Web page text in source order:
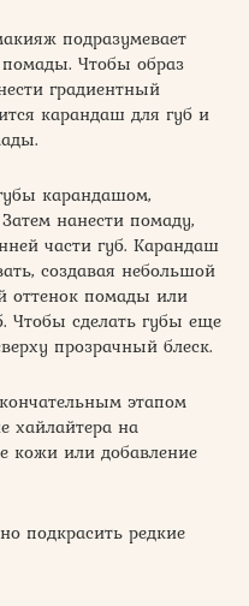
подразумевает
помады. Чтобы образ
градиентный
карандаш для губ и
карандашом,
нанести помаду,
части губ. Карандаш
создавая небольшой
оттенок помады или
Чтобы сделать губы еще
прозрачный блеск.
этапом
хайлайтера на
кожи или добавление
подкрасить редкие